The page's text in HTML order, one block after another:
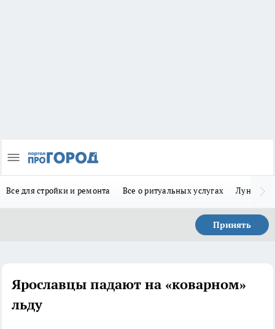
Все для стройки и ремонта Все о ритуальных услугах Лунно-
Принять
Ярославцы падают на «коварном»
льду